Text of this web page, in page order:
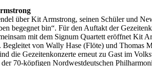
über Kit Armstrong, seinen Schüler und
begegnet bin“. Für den Auftakt der
mit dem Signum Quartett eröffnet Kit
von Wally Hase (Flöte) und Thomas
die Gezeitenkonzerte erneut zu Gast im
70-köpfigen Nordwestdeutschen